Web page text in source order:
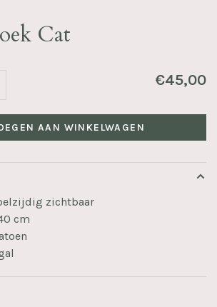
Cat
€45,00
AAN WINKELWAGEN
zichtbaar
cm